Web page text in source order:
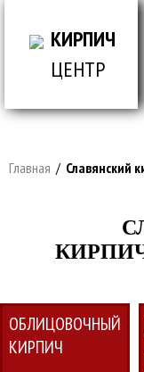
КИРПИЧ
ЦЕНТР
Главная / Славянский
ОБЛИЦОВОЧНЫЙ
КИРПИЧ